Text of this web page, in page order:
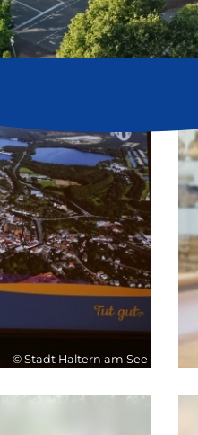
© Stadt Haltern am See